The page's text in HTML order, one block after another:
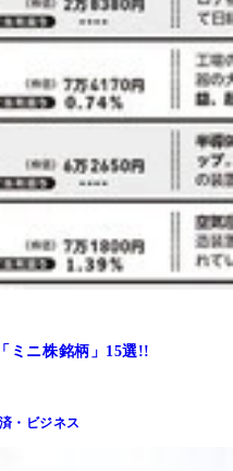
ミニ株銘柄」15選!!
・ビジネス